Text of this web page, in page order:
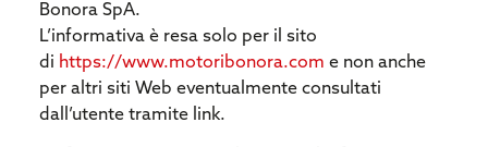
Bonora SpA.
L’informativa è resa solo per il sito
di https://www.motoribonora.com e non anche
per altri siti Web eventualmente consultati
dall’utente tramite link.